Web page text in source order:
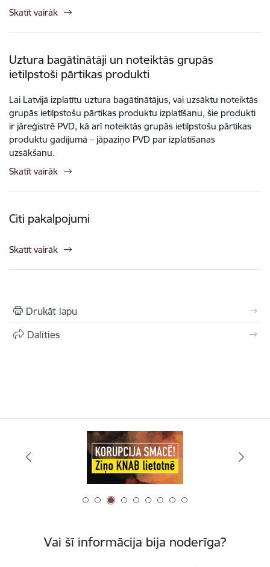
Skatīt vairāk
Uztura bagātinātāji un noteiktās grupās
ietilpstoši pārtikas produkti
Lai Latvijā izplatītu uztura bagātinātājus, vai uzsāktu noteiktās
grupās ietilpstošu pārtikas produktu izplatīšanu, šie produkti
ir jāreģistrē PVD, kā arī noteiktās grupās ietilpstošu pārtikas
produktu gadījumā – jāpaziņo PVD par izplatīšanas
uzsākšanu.
Skatīt vairāk
Citi pakalpojumi
Skatīt vairāk
Drukāt lapu
Dalīties
Vai šī informācija bija noderīga?